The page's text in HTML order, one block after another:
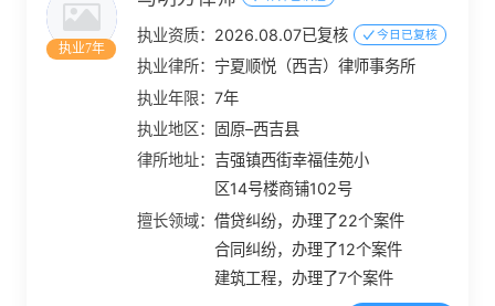
执业7年
执业资质： 2026.08.07已复核 今日已复核
执业律所： 宁夏顺悦（西吉）律师事务所
执业年限：7年
执业地区：
固原–西吉县
律所地址： 吉强镇西街幸福佳苑小
区14号楼商铺102号
擅长领域：借贷纠纷，办理了22个案件
合同纠纷，办理了12个案件
建筑工程，办理了7个案件